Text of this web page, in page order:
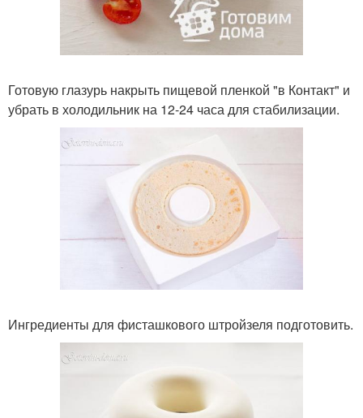
Готовую глазурь накрыть пищевой пленкой "в Контакт" и
убрать в холодильник на 12-24 часа для стабилизации.
Ингредиенты для фисташкового штройзеля подготовить.